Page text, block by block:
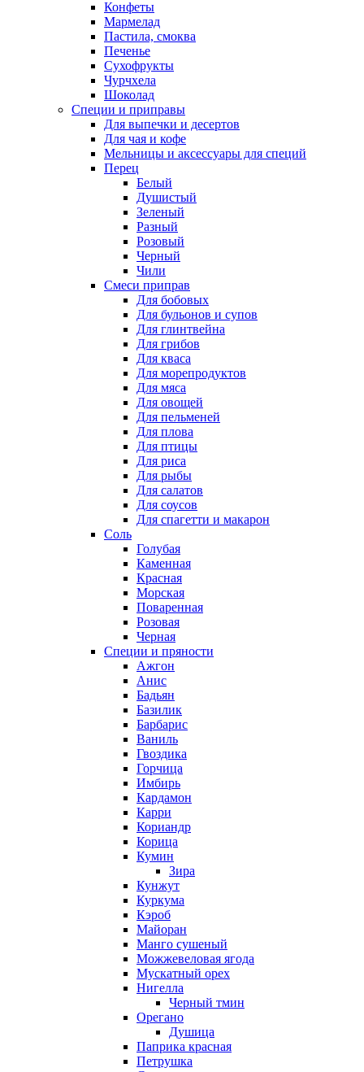
Конфеты
Мармелад
Пастила, смоква
Печенье
Сухофрукты
Чурчхела
Шоколад
Специи и приправы
Для выпечки и десертов
Для чая и кофе
Мельницы и аксессуары для специй
Перец
Белый
Душистый
Зеленый
Разный
Розовый
Черный
Чили
Смеси приправ
Для бобовых
Для бульонов и супов
Для глинтвейна
Для грибов
Для кваса
Для морепродуктов
Для мяса
Для овощей
Для пельменей
Для плова
Для птицы
Для риса
Для рыбы
Для салатов
Для соусов
Для спагетти и макарон
Соль
Голубая
Каменная
Красная
Морская
Поваренная
Розовая
Черная
Специи и пряности
Ажгон
Анис
Бадьян
Базилик
Барбарис
Ваниль
Гвоздика
Горчица
Имбирь
Кардамон
Карри
Кориандр
Корица
Кумин
Зира
Кунжут
Куркума
Кэроб
Майоран
Манго сушеный
Можжевеловая ягода
Мускатный орех
Нигелла
Черный тмин
Орегано
Душица
Паприка красная
Петрушка